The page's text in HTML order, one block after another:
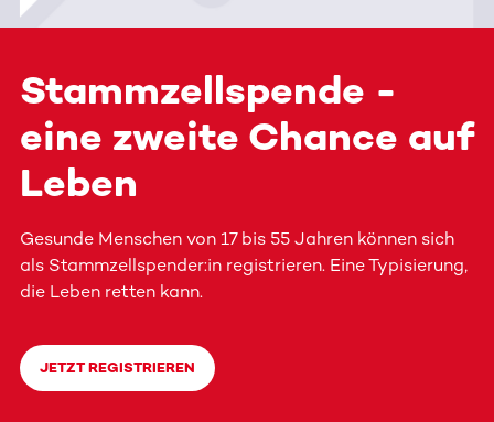
Stammzellspende -
eine zweite Chance auf
Leben
Gesunde Menschen von 17 bis 55 Jahren können sich
als Stammzellspender:in registrieren. Eine Typisierung,
die Leben retten kann.
JETZT REGISTRIEREN